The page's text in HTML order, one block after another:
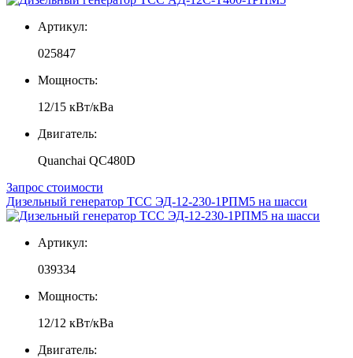
Артикул:
025847
Мощность:
12/15 кВт/кВа
Двигатель:
Quanchai QC480D
Запрос стоимости
Дизельный генератор ТСС ЭД-12-230-1РПМ5 на шасси
Артикул:
039334
Мощность:
12/12 кВт/кВа
Двигатель: